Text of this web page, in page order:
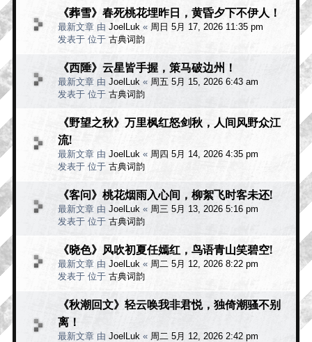
《葬雪》春死桃花埋昨日，黄昏夕下不伊人！
最新文章 由 JoelLuk « 周日 5月 17, 2026 11:35 pm
发表于 位于 古典词韵
《西陲》云星皆手握，策马破边州！
最新文章 由 JoelLuk « 周五 5月 15, 2026 6:43 am
发表于 位于 古典词韵
《野望之秋》万里枫红怒剑秋，人间风野众江
流!
最新文章 由 JoelLuk « 周四 5月 14, 2026 4:35 pm
发表于 位于 古典词韵
《客问》桃花烟雨入心间，柳絮飞时客未还!
最新文章 由 JoelLuk « 周三 5月 13, 2026 5:16 pm
发表于 位于 古典词韵
《晓色》风吹初夏任嫣红，鸟语青山笑碧空!
最新文章 由 JoelLuk « 周二 5月 12, 2026 8:22 pm
发表于 位于 古典词韵
《秋潮回文》轻云唤我非君悦，独倚潮骚不别
离！
最新文章 由 JoelLuk « 周二 5月 12, 2026 2:42 pm